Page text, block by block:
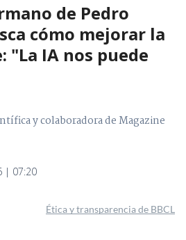
de Pedro
cómo mejorar la
"La IA nos puede
y colaboradora de Magazine
| 07:20
Ética y transparencia de BBCL